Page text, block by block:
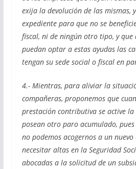
exija la devolución de las mismas,
expediente para que no se
fiscal, ni de ningún otro tipo, y que
puedan optar a estas ayudas las
tengan su sede social o fiscal en
4.- Mientras, para aliviar la
compañeras, proponemos que
prestación contributiva se active
posean otro paro acumulado,
no podemos acogernos a un
necesitar altas en la Seguridad
abocadas a la solicitud de un